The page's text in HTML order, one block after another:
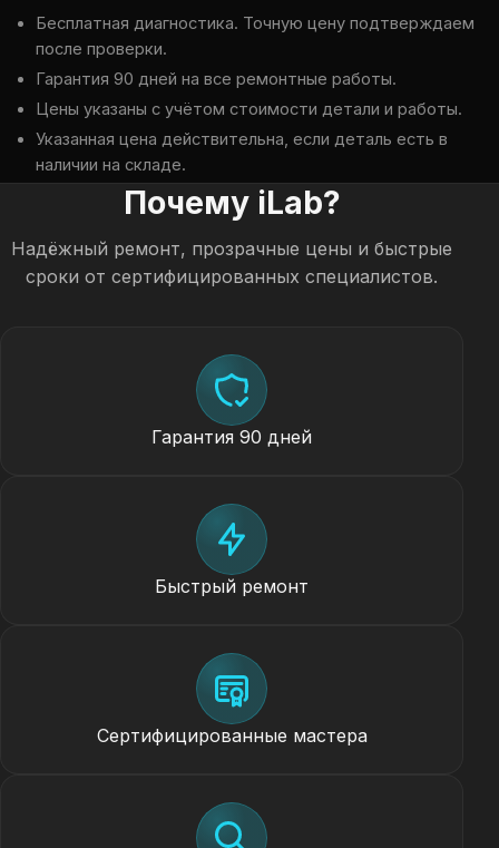
Бесплатная диагностика. Точную цену подтверждаем
после проверки.
Гарантия 90 дней на все ремонтные работы.
Цены указаны с учётом стоимости детали и работы.
Указанная цена действительна, если деталь есть в
наличии на складе.
Почему iLab?
Надёжный ремонт, прозрачные цены и быстрые
сроки от сертифицированных специалистов.
Гарантия 90 дней
Быстрый ремонт
Сертифицированные мастера